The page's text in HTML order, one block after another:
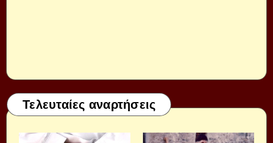
Τελευταίες αναρτήσεις